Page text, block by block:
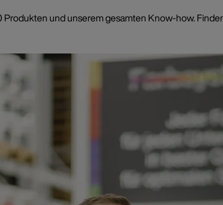
Produkten und unserem gesamten Know-how.